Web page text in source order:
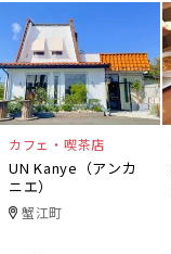
カフェ・喫茶店
UN Kanye（アンカ
ニエ）
蟹江町